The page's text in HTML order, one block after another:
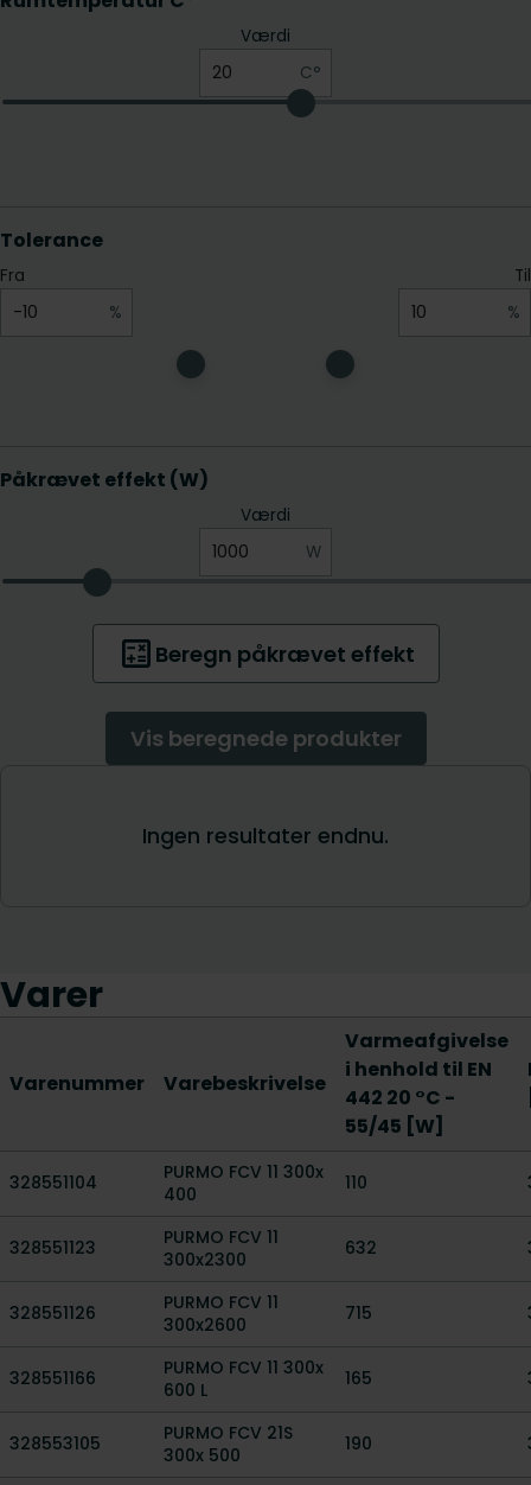
Varer
Varenummer Varebeskrivelse
Varmeafgivelse
i henhold til EN
442 20 °C -
55/45 [W]
328551104
PURMO FCV 11 300x
400
110
328551123
PURMO FCV 11
300x2300
632
328551126
PURMO FCV 11
300x2600
715
328551166
PURMO FCV 11 300x
600 L
165
328553105
PURMO FCV 21S
300x 500
190